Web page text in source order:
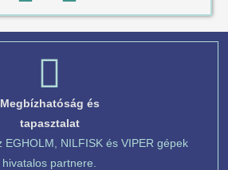
Megbízhatóság és
tapasztalat
EGHOLM, NILFISK és VIPER gépek
hivatalos partnere.